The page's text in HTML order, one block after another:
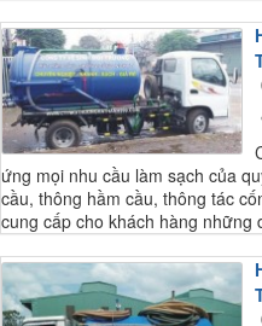
ứng mọi nhu cầu làm sạch của
cầu, thông hầm cầu, thông tác
cung cấp cho khách hàng những